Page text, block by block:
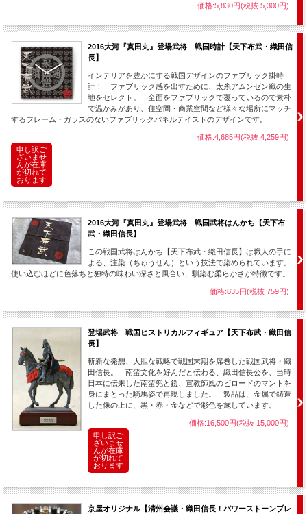
価格:5,830円(税抜 5,300円)
2016大河『真田丸』登場武将 戦国時計【天下布武・織田信
長】
インテリアを豊かにする戦国デザインのファブリック掛時
計！ ファブリック感を出すために、太糸アムンゼン織の生
地をセレクト。 全面をファブリックで覆っているので素朴
で温かみがあり、住空間・商業空間など様々な場所にマッチ
するフレーム・ガラスのないファブリックパネルテイストのデザインです。
価格:4,685円(税抜 4,259円)
申し訳ご
ざいませ
んが在庫
が切れて
おります
2016大河『真田丸』登場武将 戦国武将はんかち【天下布
武・織田信長】
この戦国武将はんかち【天下布武・織田信長】は職人の手に
よる、注染（ちゅうせん）という技法で染められています。
使い込むほどに色落ちと独特の味わい深さと風合い、馴染む柔らかさが特徴です。
価格:835円(税抜 759円)
登場武将 戦国ヒストリカルフィギュア【天下布武・織田信
長】
斬新な発想、大胆な戦略で戦国末期を席巻した戦国武将・織
田信長。 南蛮文化を好んだと伝わる、織田信長公を、当時
日本に伝来した南蛮兜と鎧、宣教師風のビロードのマントを
身にまとった騎馬姿で再現しました。 製品は、金属で鋳造
した像の上に、黒・赤・金などで彩色を施しています。
価格:16,500円(税抜 15,000円)
申し訳ご
ざいませ
んが在庫
が切れて
おります
京屋オリジナル【清州会議・織田信長！パワーストーンブレ